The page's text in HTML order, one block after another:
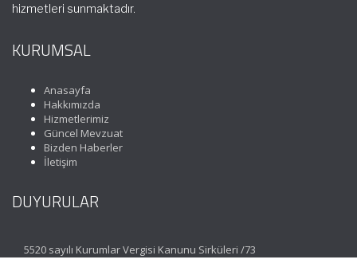
hizmetleri sunmaktadır.
KURUMSAL
Anasayfa
Hakkımızda
Hizmetlerimiz
Güncel Mevzuat
Bizden Haberler
İletişim
DUYURULAR
5520 sayılı Kurumlar Vergisi Kanunu Sirküleri /73